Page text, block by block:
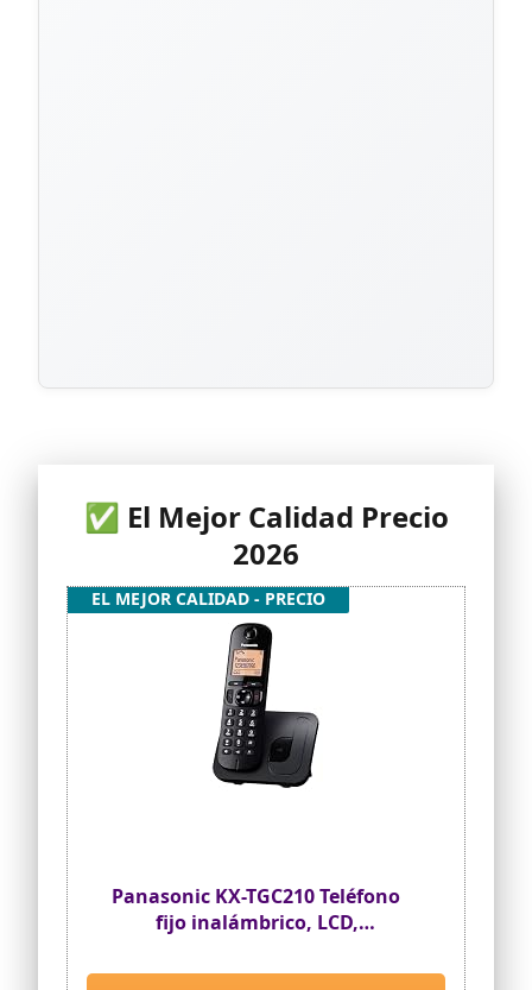
✅ El Mejor Calidad Precio
2026
Panasonic KX-TGC210 Teléfono
fijo inalámbrico, LCD,
Agenda de 50 números, Tecla de
EL MEJOR CALIDAD - PRECIO